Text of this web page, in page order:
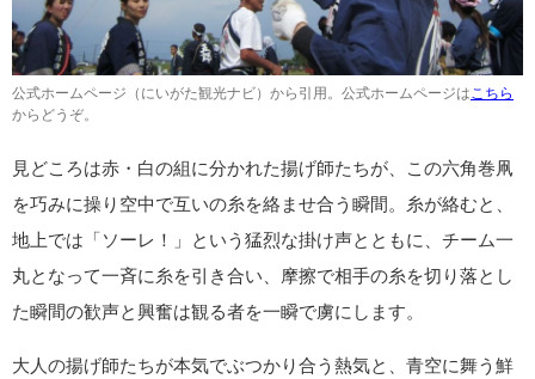
公式ホームページ（にいがた観光ナビ）から引用。公式ホームページはこちら
からどうぞ。
見どころは赤・白の組に分かれた揚げ師たちが、この六角巻凧
を巧みに操り空中で互いの糸を絡ませ合う瞬間。糸が絡むと、
地上では「ソーレ！」という猛烈な掛け声とともに、チーム一
丸となって一斉に糸を引き合い、摩擦で相手の糸を切り落とし
た瞬間の歓声と興奮は観る者を一瞬で虜にします。
大人の揚げ師たちが本気でぶつかり合う熱気と、青空に舞う鮮